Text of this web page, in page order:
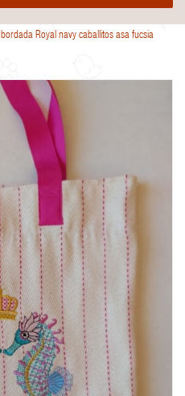
Royal navy caballitos asa fucsia